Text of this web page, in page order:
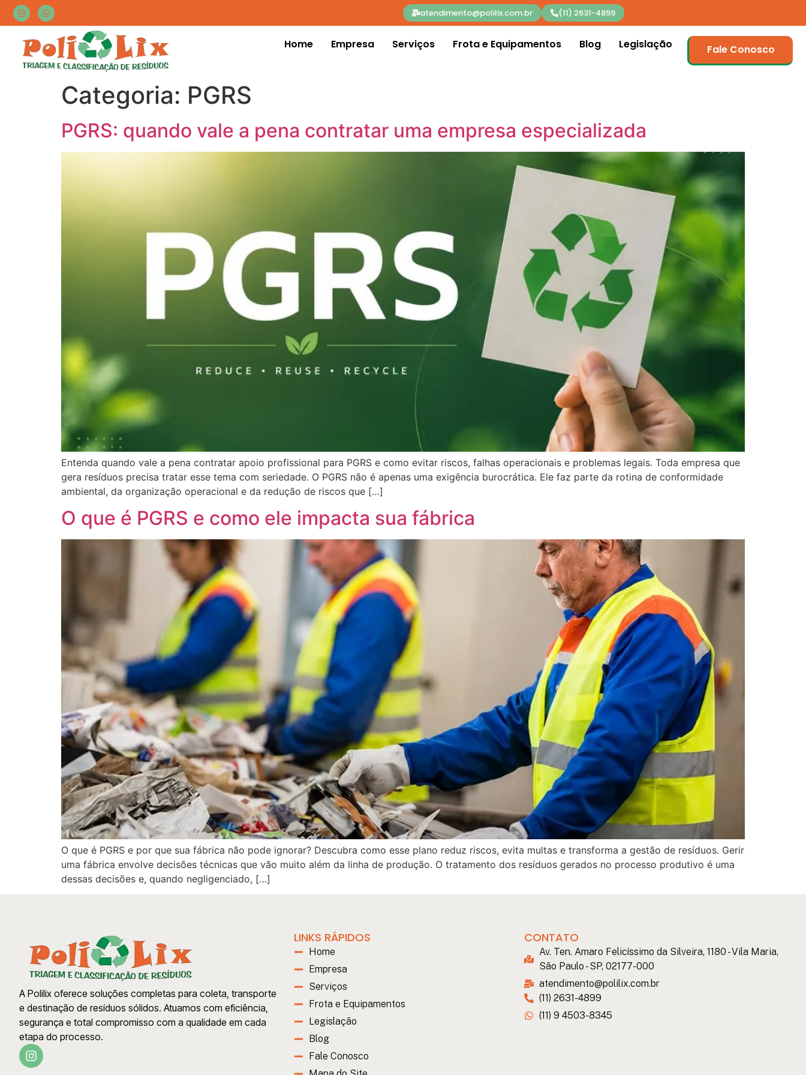
atendimento@polilix.com.br (11) 2631-4899
Home Empresa Serviços Frota e Equipamentos Blog Legislação Fale Conosco
Categoria: PGRS
PGRS: quando vale a pena contratar uma empresa especializada
Entenda quando vale a pena contratar apoio profissional para PGRS e como evitar riscos, falhas operacionais e problemas legais. Toda empresa que
gera resíduos precisa tratar esse tema com seriedade. O PGRS não é apenas uma exigência burocrática. Ele faz parte da rotina de conformidade
ambiental, da organização operacional e da redução de riscos que […]
O que é PGRS e como ele impacta sua fábrica
O que é PGRS e por que sua fábrica não pode ignorar? Descubra como esse plano reduz riscos, evita multas e transforma a gestão de resíduos. Gerir
uma fábrica envolve decisões técnicas que vão muito além da linha de produção. O tratamento dos resíduos gerados no processo produtivo é uma
dessas decisões e, quando negligenciado, […]
A Polilix oferece soluções completas para coleta, transporte
e destinação de resíduos sólidos. Atuamos com eficiência,
segurança e total compromisso com a qualidade em cada
etapa do processo.
LINKS RÁPIDOS
Home
Empresa
Serviços
Frota e Equipamentos
Legislação
Blog
Fale Conosco
CONTATO
Av. Ten. Amaro Felicíssimo da Silveira, 1180 - Vila Maria,
São Paulo - SP, 02177-000
atendimento@polilix.com.br
(11) 2631-4899
(11) 9 4503-8345